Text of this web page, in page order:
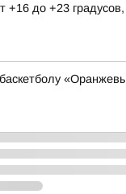
+16 до +23